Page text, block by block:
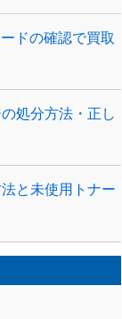
ドの確認で買取
処分方法・正し
と未使用トナー